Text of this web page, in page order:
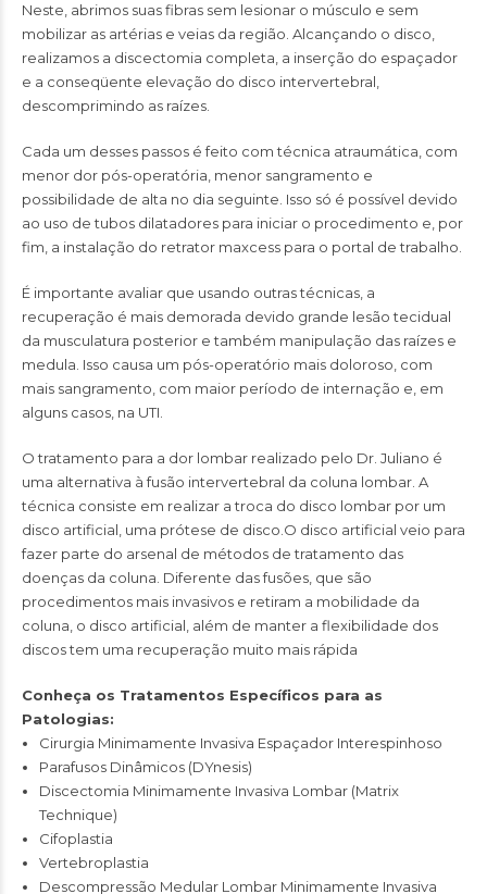
Neste, abrimos suas fibras sem lesionar o músculo e sem
mobilizar as artérias e veias da região. Alcançando o disco,
realizamos a discectomia completa, a inserção do espaçador
e a conseqüente elevação do disco intervertebral,
descomprimindo as raízes.
Cada um desses passos é feito com técnica atraumática, com
menor dor pós-operatória, menor sangramento e
possibilidade de alta no dia seguinte. Isso só é possível devido
ao uso de tubos dilatadores para iniciar o procedimento e, por
fim, a instalação do retrator maxcess para o portal de trabalho.
É importante avaliar que usando outras técnicas, a
recuperação é mais demorada devido grande lesão tecidual
da musculatura posterior e também manipulação das raízes e
medula. Isso causa um pós-operatório mais doloroso, com
mais sangramento, com maior período de internação e, em
alguns casos, na UTI.
O tratamento para a dor lombar realizado pelo Dr. Juliano é
uma alternativa à fusão intervertebral da coluna lombar. A
técnica consiste em realizar a troca do disco lombar por um
disco artificial, uma prótese de disco.O disco artificial veio para
fazer parte do arsenal de métodos de tratamento das
doenças da coluna. Diferente das fusões, que são
procedimentos mais invasivos e retiram a mobilidade da
coluna, o disco artificial, além de manter a flexibilidade dos
discos tem uma recuperação muito mais rápida
Conheça os Tratamentos Específicos para as
Patologias:
Cirurgia Minimamente Invasiva Espaçador Interespinhoso
Parafusos Dinâmicos (DYnesis)
Discectomia Minimamente Invasiva Lombar (Matrix
Technique)
Cifoplastia
Vertebroplastia
Descompressão Medular Lombar Minimamente Invasiva